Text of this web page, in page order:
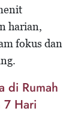
harian,
fokus dan
di Rumah
7 Hari